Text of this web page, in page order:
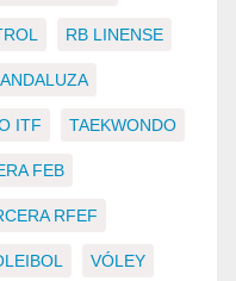
RB LINENSE
ITF TAEKWONDO
FEB
RFEF
VÓLEY